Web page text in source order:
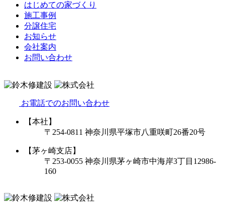
はじめての家づくり
施工事例
分譲住宅
お知らせ
会社案内
お問い合わせ
お電話でのお問い合わせ
【本社】
〒254-0811 神奈川県平塚市八重咲町26番20号
【茅ヶ崎支店】
〒253-0055 神奈川県茅ヶ崎市中海岸3丁目12986-
160